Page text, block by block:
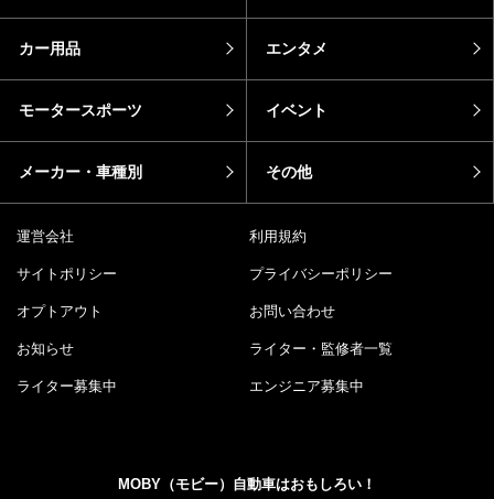
カー用品 エンタメ
モータースポーツ イベント
メーカー・車種別 その他
運営会社 利用規約
サイトポリシー プライバシーポリシー
オプトアウト お問い合わせ
お知らせ ライター・監修者一覧
ライター募集中 エンジニア募集中
MOBY（モビー）自動車はおもしろい！